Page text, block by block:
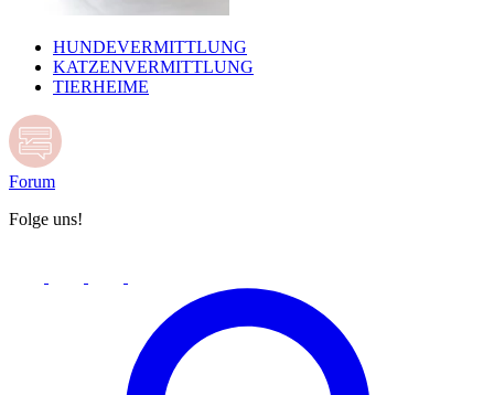
HUNDEVERMITTLUNG
KATZENVERMITTLUNG
TIERHEIME
Forum
Folge uns!